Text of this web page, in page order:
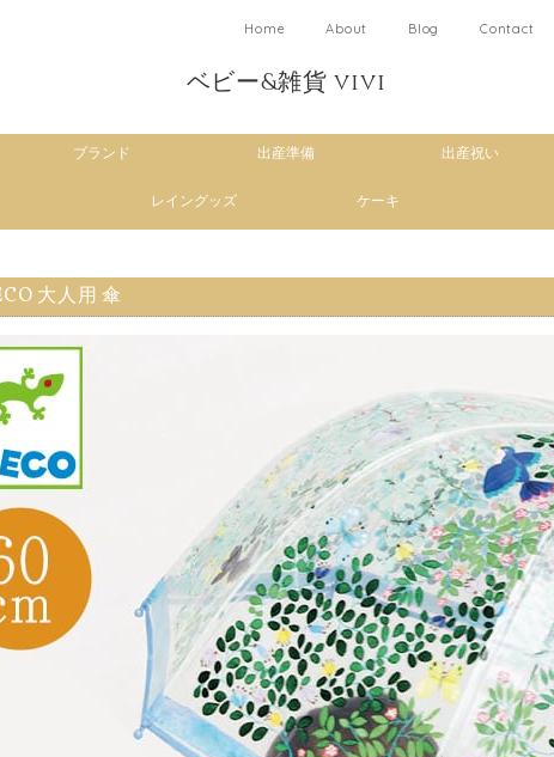
Home About Blog Contact
ベビー&雑貨 vivi
ブランド 出産準備 出産祝い
レイングッズ ケーキ
大人用 傘